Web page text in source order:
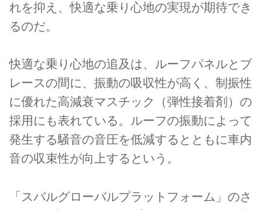
れを抑え、快適な乗り心地の実現が期待でき
るのだ。
快適な乗り心地の追及は、ルーフパネルとブ
レースの間に、振動の吸収性が高く、制振性
に優れた高減衰マスチック（弾性接着剤）の
採用にも表れている。ルーフの振動によって
発生する騒音の音圧を低減するとともに車内
音の収束性が向上するという。
「スバルグローバルプラットフォーム」のさ